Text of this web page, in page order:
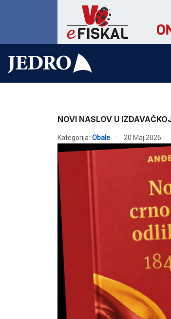
NOVI NASLOV U
Kategorija: Obale 20 Maj 2026